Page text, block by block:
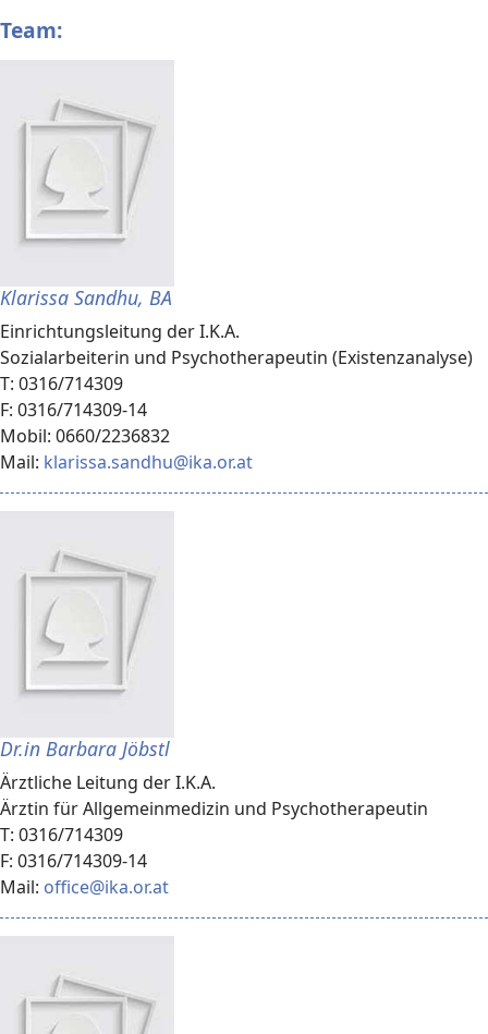
Team:
Klarissa Sandhu, BA
Einrichtungsleitung der I.K.A.
Sozialarbeiterin und Psychotherapeutin (Existenzanalyse)
T: 0316/714309
F: 0316/714309-14
Mobil: 0660/2236832
Mail: klarissa.sandhu@ika.or.at
Dr.in Barbara Jöbstl
Ärztliche Leitung der I.K.A.
Ärztin für Allgemeinmedizin und Psychotherapeutin
T: 0316/714309
F: 0316/714309-14
Mail: office@ika.or.at